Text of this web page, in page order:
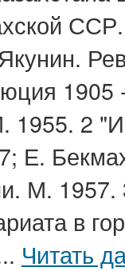
1905
1955. 2
Е.
М.
в
Читать